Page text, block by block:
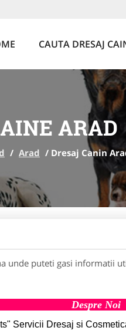
CAUTA DRESAJ
ARAD
/ Arad / Dresaj Canin
unde puteti gasi informatii
Despre Noi
Servicii Dresaj si